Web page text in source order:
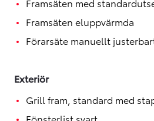
Framsäten med
Framsäten eluppvärmda
Förarsäte manuellt
Exteriör
Grill fram, standard med